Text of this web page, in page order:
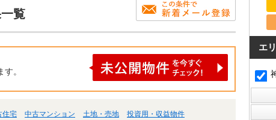
覧
。
住宅 中古マンション 土地・売地 投資用・収益物件
エ